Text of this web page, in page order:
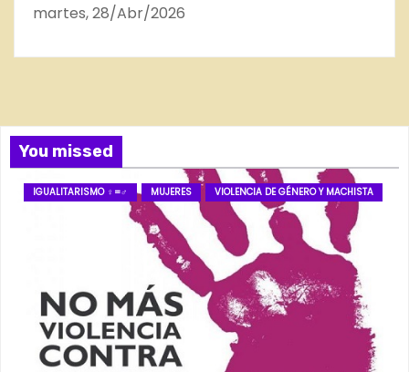
martes, 28/Abr/2026
You missed
IGUALITARISMO ♀=♂ MUJERES VIOLENCIA DE GÉNERO Y MACHISTA